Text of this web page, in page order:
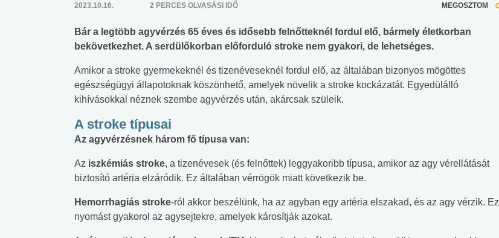
2023.10.16. 2 PERCES OLVASÁSI IDŐ MEGOSZTOM
Bár a legtöbb agyvérzés 65 éves és idősebb felnőtteknél fordul elő, bármely életkorban
bekövetkezhet. A serdülőkorban előforduló stroke nem gyakori, de lehetséges.
Amikor a stroke gyermekeknél és tizenéveseknél fordul elő, az általában bizonyos mögöttes
egészségügyi állapotoknak köszönhető, amelyek növelik a stroke kockázatát. Egyedülálló
kihívásokkal néznek szembe agyvérzés után, akárcsak szüleik.
A stroke típusai
Az agyvérzésnek három fő típusa van:
Az iszkémiás stroke, a tizenévesek (és felnőttek) leggyakoribb típusa, amikor az agy vérellátását
biztosító artéria elzáródik. Ez általában vérrögök miatt következik be.
Hemorrhagiás stroke-ról akkor beszélünk, ha az agyban egy artéria elszakad, és az agy vérzik. Ez
nyomást gyakorol az agysejtekre, amelyek károsítják azokat.